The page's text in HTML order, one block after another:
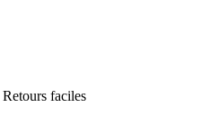
Retours faciles